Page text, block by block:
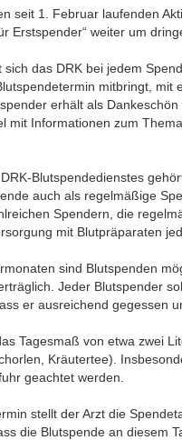
seit 1. Februar laufenden
Erstspender“ weiter um
das DRK bei jedem
mitbringt, mit
erhält als
mit Informationen zum
Blutspendedienstes
auch als regelmäßige
Spendern, die
mit Blutpräparaten
sind Blutspenden
Jeder Blutspender
er ausreichend gegessen
Tagesmaß von etwa zwei
Kräutertee).
geachtet werden.
stellt der Arzt die
die Blutspende an diesem